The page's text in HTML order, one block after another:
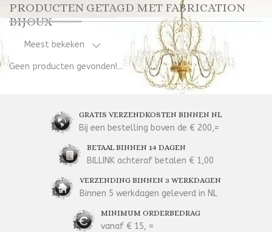
PRODUCTEN GETAGD MET FABRICATION
BIJOUX
Meest bekeken
Geen producten gevonden!...
GRATIS VERZENDKOSTEN BINNEN NL
Bij een bestelling boven de € 200,=
BETAAL BINNEN 14 DAGEN
BILLINK achteraf betalen € 1,00
VERZENDING BINNEN 3 WERKDAGEN
Binnen 5 werkdagen geleverd in NL
MINIMUM ORDERBEDRAG
vanaf € 15, =